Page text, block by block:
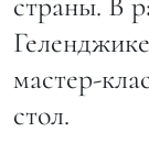
мастер-
стол.